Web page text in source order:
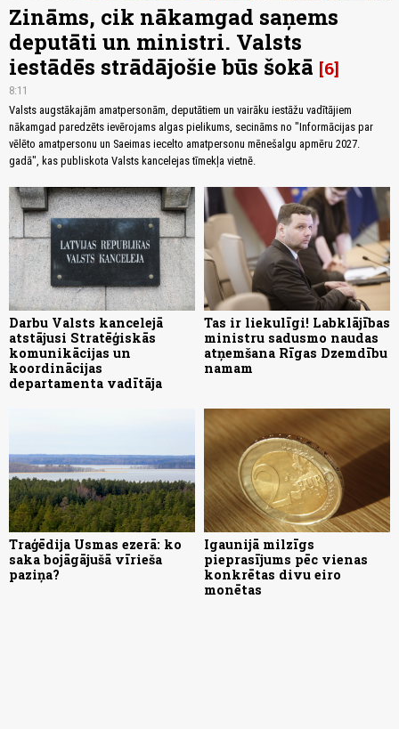
Zināms, cik nākamgad saņems
deputāti un ministri. Valsts
iestādēs strādājošie būs šokā 6
8:11
Valsts augstākajām amatpersonām, deputātiem un vairāku iestāžu vadītājiem
nākamgad paredzēts ievērojams algas pielikums, secināms no "Informācijas par
vēlēto amatpersonu un Saeimas iecelto amatpersonu mēnešalgu apmēru 2027.
gadā", kas publiskota Valsts kancelejas tīmekļa vietnē.
Darbu Valsts kancelejā
atstājusi Stratēģiskās
komunikācijas un
koordinācijas
departamenta vadītāja
Tas ir liekulīgi! Labklājības
ministru sadusmo naudas
atņemšana Rīgas Dzemdību
namam
Traģēdija Usmas ezerā: ko
saka bojāgājušā vīrieša
paziņa?
Igaunijā milzīgs
pieprasījums pēc vienas
konkrētas divu eiro
monētas